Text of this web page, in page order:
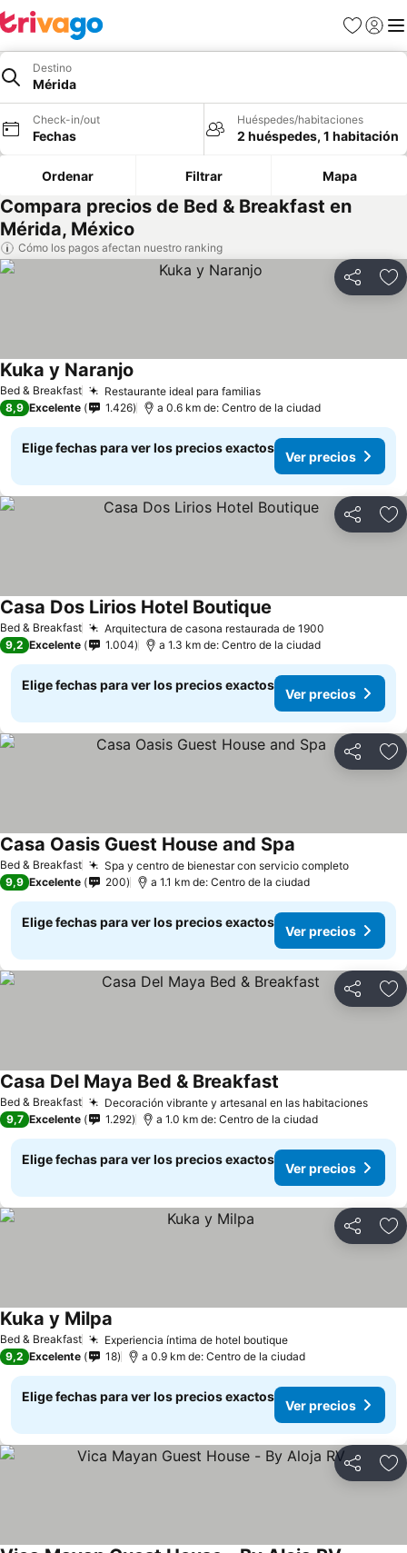
Favoritos
Iniciar
Destino
Mérida
Check-in/out
Fechas
Huéspedes/habitaciones
2 huéspedes, 1 habitación
Ordenar Filtrar Mapa
Compara precios de Bed & Breakfast en
Mérida, México
Cómo los pagos afectan nuestro ranking
Compartir
Bed & Breakfast Restaurante ideal para familias
Kuka y Naranjo
8,9 Excelente 1.426 a 0.6 km de: Centro de la ciudad
Elige fechas para ver los precios exactos
Ver precios
Compartir
Bed & Breakfast Arquitectura de casona restaurada de 1900
Casa Dos Lirios Hotel Boutique
9,2 Excelente 1.004 a 1.3 km de: Centro de la ciudad
Elige fechas para ver los precios exactos
Ver precios
Compartir
Bed & Breakfast Spa y centro de bienestar con servicio completo
Casa Oasis Guest House and Spa
9,9 Excelente 200 a 1.1 km de: Centro de la ciudad
Elige fechas para ver los precios exactos
Ver precios
Compartir
Bed & Breakfast Decoración vibrante y artesanal en las habitaciones
Casa Del Maya Bed & Breakfast
9,7 Excelente 1.292 a 1.0 km de: Centro de la ciudad
Elige fechas para ver los precios exactos
Ver precios
Compartir
Bed & Breakfast Experiencia íntima de hotel boutique
Kuka y Milpa
9,2 Excelente 18 a 0.9 km de: Centro de la ciudad
Elige fechas para ver los precios exactos
Ver precios
Compartir